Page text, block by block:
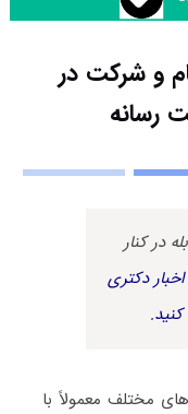
و شرکت در
رسانه
در کنار
دکتری
مختلف معمولاً با